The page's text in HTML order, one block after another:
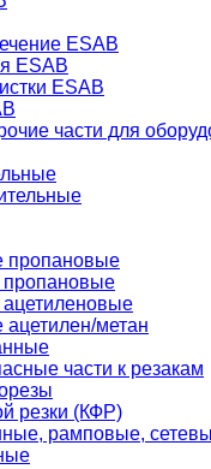
ESAB
ESAB
ESAB
части для
пропановые
пропановые
ацетиленовые
ацетилен/метан
части к резакам
резки (КФР)
рамповые,